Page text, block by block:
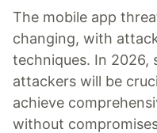
The mobile app
changing, with
techniques. In 2026,
attackers will be
achieve
without